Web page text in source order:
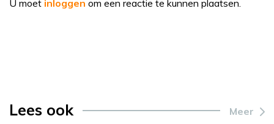
U moet inloggen om een reactie te kunnen plaatsen.
Lees ook Meer